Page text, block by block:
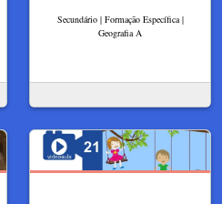
Secundário | Formação Específica |
Geografia A